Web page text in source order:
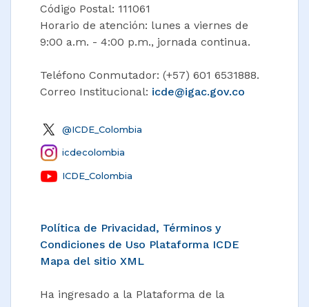
Código Postal: 111061
Horario de atención: lunes a viernes de
9:00 a.m. - 4:00 p.m., jornada continua.
Teléfono Conmutador: (+57) 601 6531888.
Correo Institucional: icde@igac.gov.co​
@ICDE_Colombia
icdecolombia
ICDE_Colombia
Política de Privacidad, Términos y
Condiciones de Uso Plataforma ICDE
Mapa del sitio XML
Ha ingresado a la Plataforma de la